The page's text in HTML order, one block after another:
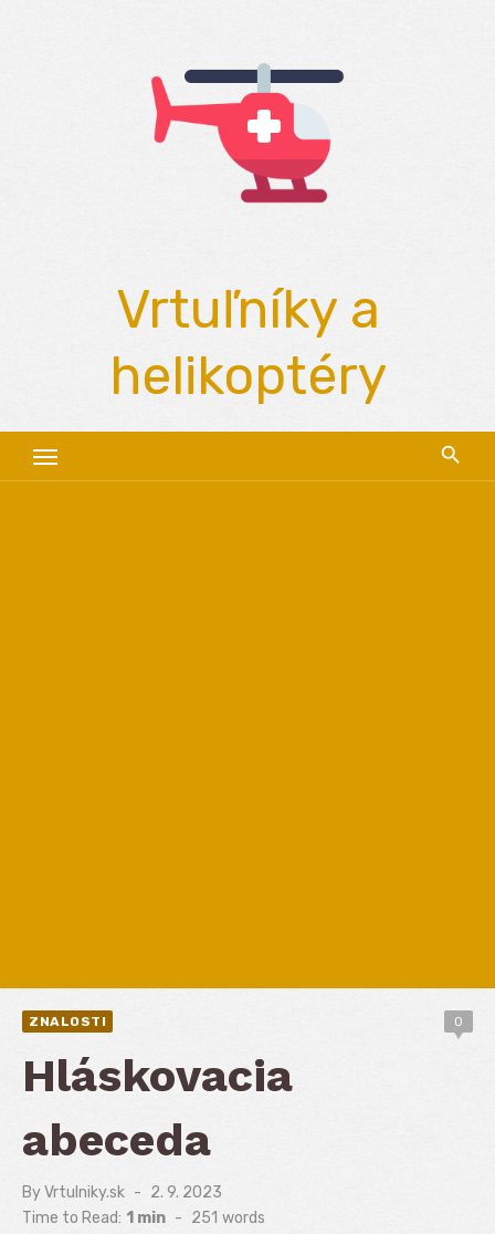
Vrtuľníky a
helikoptéry
ZNALOSTI 0
Hláskovacia
abeceda
ByVrtulniky.sk
Posted
on
2. 9. 2023
Time to Read: 1 min - 251 words